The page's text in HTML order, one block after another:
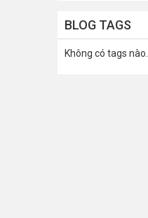
BLOG TAGS
Không có tags nào.